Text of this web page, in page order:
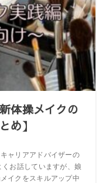
体操メイクの
め】
ャリアアドバイザーの
お話していますが、娘
イクをスキルアップ中